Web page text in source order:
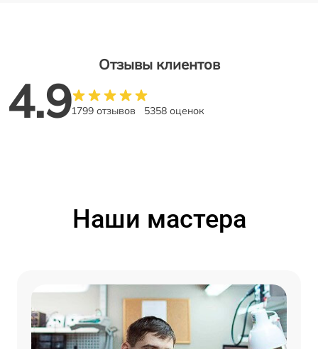
Отзывы клиентов
4.91799 отзывов 5358 оценок
Наши мастера